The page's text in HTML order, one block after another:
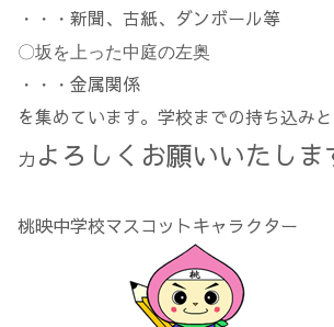
・・・ 新聞、古紙、ダンボール等
〇坂を上った中庭の左奥
・・・ 金属関係
を集めています。学校までの持ち込み
力 よろしくお願いいたしま
桃映中学校マスコットキャラクター